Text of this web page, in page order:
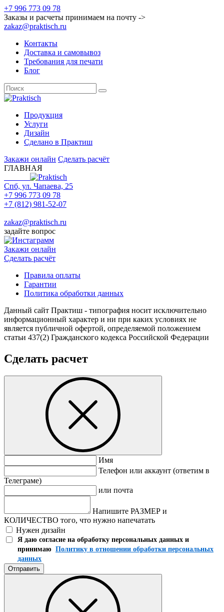
+7 996 773 09 78
Заказы и расчеты принимаем на почту ->
zakaz@praktisch.ru
Контакты
Доставка и самовывоз
Требования для печати
Блог
Продукция
Услуги
Дизайн
Cделано в Практиш
Закажи онлайн Сделать расчёт
ГЛАВНАЯ
Спб, ул. Чапаева, 25
+7 996 773 09 78
+7 (812) 981-52-07
zakaz@praktisch.ru
задайте вопрос
Закажи онлайн
Cделать расчёт
Правила оплаты
Гарантии
Политика обработки данных
Данный сайт Практиш - типография носит исключительно
информационный характер и ни при каких условиях не
является публичной офертой, определяемой положением
статьи 437(2) Гражданского кодекса Российской Федерации
Сделать расчет
Имя
Телефон или аккаунт (ответим в
Телеграме)
или почта
Напишите РАЗМЕР и
КОЛИЧЕСТВО того, что нужно напечатать
Нужен дизайн
Я даю согласие на обработку персональных данных и
принимаю Политику в отношении обработки персональных
данных
Отправить